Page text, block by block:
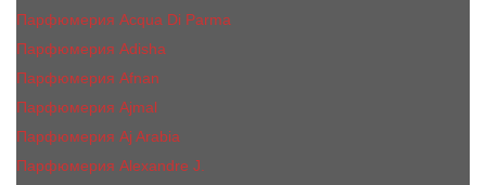
Парфюмерия Acqua Di Parma
Парфюмерия Adisha
Парфюмерия Afnan
Парфюмерия Ajmal
Парфюмерия Aj Arabia
Парфюмерия Alexandre J.